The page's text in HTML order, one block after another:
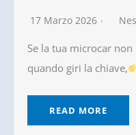
17 Marzo 2026
Se la tua microcar
quando giri la chiave,
READ MORE